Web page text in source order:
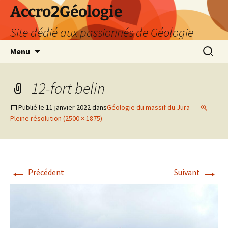
Accro2Géologie
Site dédié aux passionnés de Géologie
Menu
12-fort belin
Publié le 11 janvier 2022dansGéologie du massif du Jura
Pleine résolution (2500 × 1875)
← Précédent Suivant →